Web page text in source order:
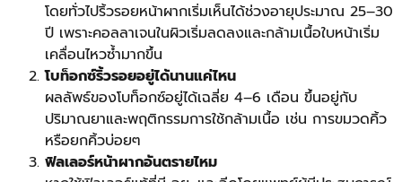
โดยทั่วไปริ้วรอยหน้าผากเริ่มเห็นได้ช่วงอายุประมาณ 25–30
ปี เพราะคอลลาเจนในผิวเริ่มลดลงและกล้ามเนื้อใบหน้าเริ่ม
เคลื่อนไหวซ้ำมากขึ้น
โบท็อกซ์ริ้วรอยอยู่ได้นานแค่ไหน
ผลลัพธ์ของโบท็อกซ์อยู่ได้เฉลี่ย 4–6 เดือน ขึ้นอยู่กับ
ปริมาณยาและพฤติกรรมการใช้กล้ามเนื้อ เช่น การขมวดคิ้ว
หรือยกคิ้วบ่อยๆ
ฟิลเลอร์หน้าผากอันตรายไหม